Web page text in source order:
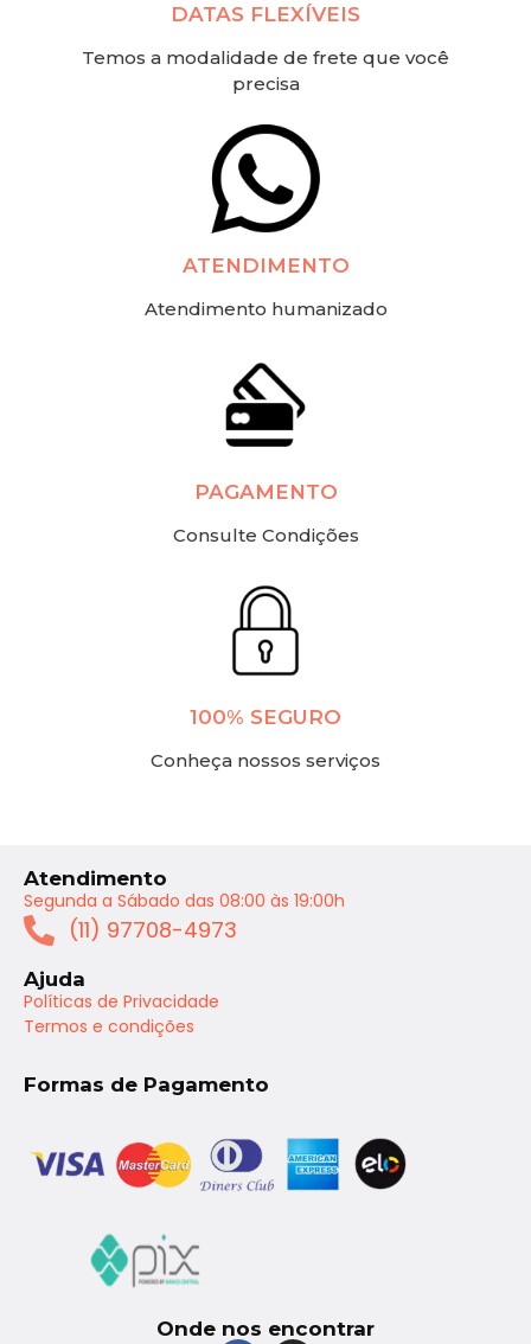
DATAS FLEXÍVEIS
Temos a modalidade de frete que você
precisa
ATENDIMENTO
Atendimento humanizado
PAGAMENTO
Consulte Condições
100% SEGURO
Conheça nossos serviços
Atendimento
Segunda a Sábado das 08:00 às 19:00h
(11) 97708-4973
Ajuda
Políticas de Privacidade
Termos e condições
Formas de Pagamento
Onde nos encontrar